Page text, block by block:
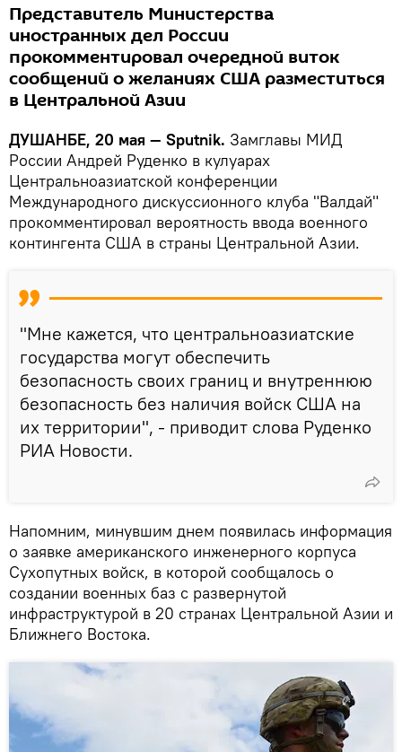
Представитель Министерства
иностранных дел России
прокомментировал очередной виток
сообщений о желаниях США разместиться
в Центральной Азии
ДУШАНБЕ, 20 мая — Sputnik. Замглавы МИД
России Андрей Руденко в кулуарах
Центральноазиатской конференции
Международного дискуссионного клуба "Валдай"
прокомментировал вероятность ввода военного
контингента США в страны Центральной Азии.
"Мне кажется, что центральноазиатские
государства могут обеспечить
безопасность своих границ и внутреннюю
безопасность без наличия войск США на
их территории", - приводит слова Руденко
РИА Новости.
Напомним, минувшим днем появилась информация
о заявке американского инженерного корпуса
Сухопутных войск, в которой сообщалось о
создании военных баз с развернутой
инфраструктурой в 20 странах Центральной Азии и
Ближнего Востока.